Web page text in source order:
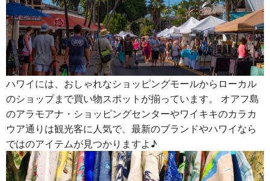
ハワイには、おしゃれなショッピングモールからローカル
のショップまで買い物スポットが揃っています。 オアフ島
のアラモアナ・ショッピングセンターやワイキキのカラカ
ウア通りは観光客に人気で、最新のブランドやハワイなら
ではのアイテムが見つかりますよ♪